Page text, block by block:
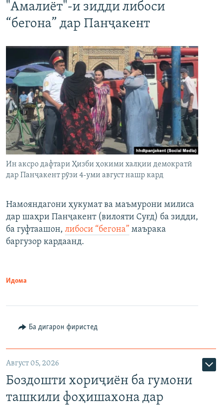
"Амалиёт"-и зидди либоси
“бегона” дар Панҷакент
Ин аксро дафтари Ҳизби ҳокими халқии демократӣ
дар Панҷакент рӯзи 4-уми август нашр кард
Намояндагони ҳукумат ва маъмурони милиса
дар шаҳри Панҷакент (вилояти Суғд) ба зидди,
ба гуфтаашон, либоси “бегона” маърака
баргузор кардаанд.
Идома
Ба дигарон фиристед
Август 05, 2026
Боздошти хориҷиён ба гумони
ташкили фоҳишахона дар